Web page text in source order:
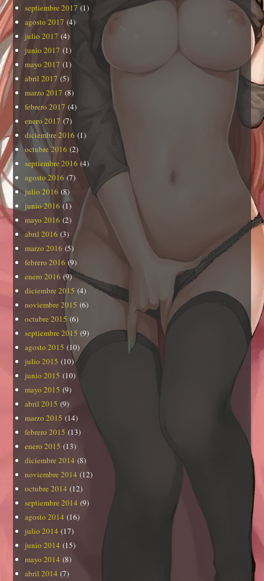
septiembre 2017 (1)
agosto 2017 (4)
julio 2017 (4)
junio 2017 (1)
mayo 2017 (1)
abril 2017 (5)
marzo 2017 (8)
febrero 2017 (4)
enero 2017 (7)
diciembre 2016 (1)
octubre 2016 (2)
septiembre 2016 (4)
agosto 2016 (7)
julio 2016 (8)
junio 2016 (1)
mayo 2016 (2)
abril 2016 (3)
marzo 2016 (5)
febrero 2016 (9)
enero 2016 (9)
diciembre 2015 (4)
noviembre 2015 (6)
octubre 2015 (6)
septiembre 2015 (9)
agosto 2015 (10)
julio 2015 (10)
junio 2015 (10)
mayo 2015 (9)
abril 2015 (9)
marzo 2015 (14)
febrero 2015 (13)
enero 2015 (13)
diciembre 2014 (8)
noviembre 2014 (12)
octubre 2014 (12)
septiembre 2014 (9)
agosto 2014 (16)
julio 2014 (17)
junio 2014 (15)
mayo 2014 (8)
abril 2014 (7)